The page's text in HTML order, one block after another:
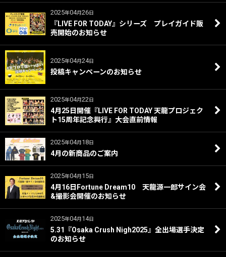
2025年04月26日
『LIVE FOR TODAY』シリーズ プレイガイド販
売開始のお知らせ
2025年04月24日
投稿キャンペーンのお知らせ
2025年04月22日
4月25日開催『LIVE FOR TODAY 天龍プロジェク
ト15周年記念興行』大会直前情報
2025年04月 18日
4月の新商品のご案内
2025年04月 15日
4月16日Fortune Dream10 天龍源一郎サイン会
&撮影会開催のお知らせ
2025年04月 14日
5.31『Osaka Crush Nigh2025』全出場選手決定
のお知らせ